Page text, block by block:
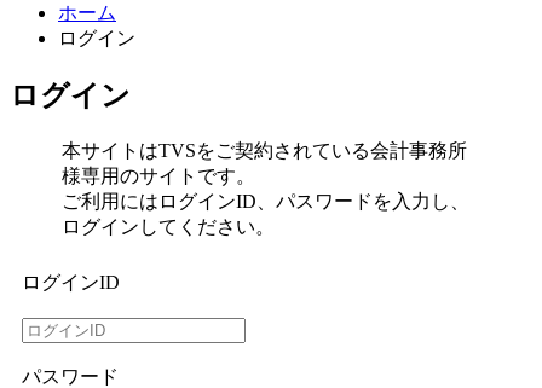
ホーム
ログイン
ログイン
本サイトはTVSをご契約されている会計事務所
様専用のサイトです。
ご利用にはログインID、パスワードを入力し、
ログインしてください。
ログインID
パスワード